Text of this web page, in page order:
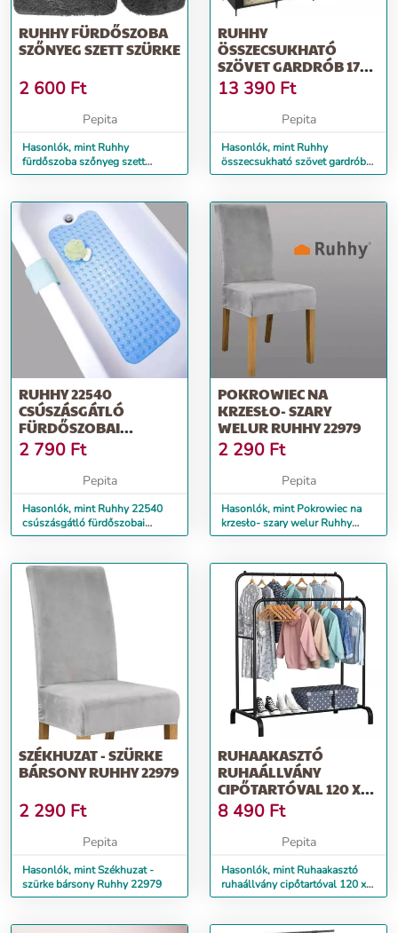
RUHHY FÜRDŐSZOBA
SZŐNYEG SZETT SZÜRKE
2 600 Ft
Pepita
Hasonlók, mint Ruhhy
fürdőszoba szőnyeg szett
szürke
RUHHY
ÖSSZECSUKHATÓ
SZÖVET GARDRÓB 170
X 170 CM
13 390 Ft
Pepita
Hasonlók, mint Ruhhy
összecsukható szövet gardrób
170 x 170 cm
RUHHY 22540
CSÚSZÁSGÁTLÓ
FÜRDŐSZOBAI
SZŐNYEG
2 790 Ft
Pepita
Hasonlók, mint Ruhhy 22540
csúszásgátló fürdőszobai
szőnyeg
POKROWIEC NA
KRZESŁO- SZARY
WELUR RUHHY 22979
2 290 Ft
Pepita
Hasonlók, mint Pokrowiec na
krzesło- szary welur Ruhhy
22979
SZÉKHUZAT - SZÜRKE
BÁRSONY RUHHY 22979
2 290 Ft
Pepita
Hasonlók, mint Székhuzat -
szürke bársony Ruhhy 22979
RUHAAKASZTÓ
RUHAÁLLVÁNY
CIPŐTARTÓVAL 120 X
58 X 154 CM FEKETE
8 490 Ft
Pepita
Hasonlók, mint Ruhaakasztó
ruhaállvány cipőtartóval 120 x
58 x 154 cm fekete